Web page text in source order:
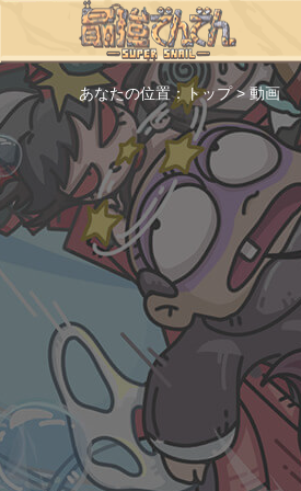
あなたの位置：トップ>動画